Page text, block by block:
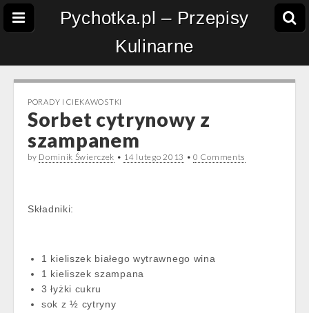
Pychotka.pl – Przepisy
Kulinarne
PORADY I CIEKAWOSTKI
Sorbet cytrynowy z
szampanem
by Dominik Świerczek • 14 lutego 2013 •0 Comments
Składniki:
1 kieliszek białego wytrawnego wina
1 kieliszek szampana
3 łyżki cukru
sok z ½ cytryny